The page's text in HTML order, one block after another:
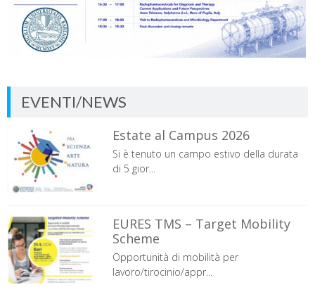
EVENTI/NEWS
Estate al Campus 2026
Si è tenuto un campo estivo della durata
di 5 gior...
EURES TMS – Target Mobility
Scheme
Opportunità di mobilità per
lavoro/tirocinio/appr...